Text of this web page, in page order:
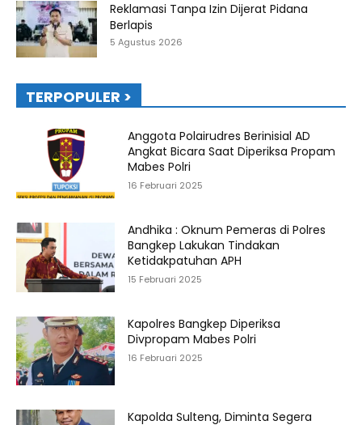
Reklamasi Tanpa Izin Dijerat Pidana
Berlapis
5 Agustus 2026
TERPOPULER >
Anggota Polairudres Berinisial AD
Angkat Bicara Saat Diperiksa Propam
Mabes Polri
16 Februari 2025
Andhika : Oknum Pemeras di Polres
Bangkep Lakukan Tindakan
Ketidakpatuhan APH
15 Februari 2025
Kapolres Bangkep Diperiksa
Divpropam Mabes Polri
16 Februari 2025
Kapolda Sulteng, Diminta Segera